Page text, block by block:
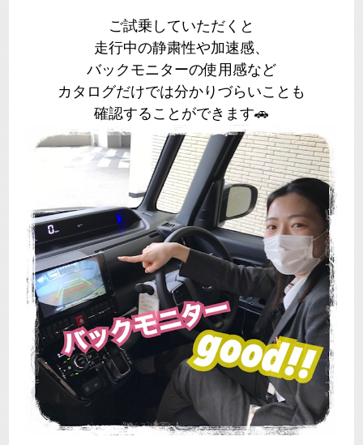
ご試乗していただくと
走行中の静粛性や加速感、
バックモニターの使用感など
カタログだけでは分かりづらいことも
確認することができます🚗